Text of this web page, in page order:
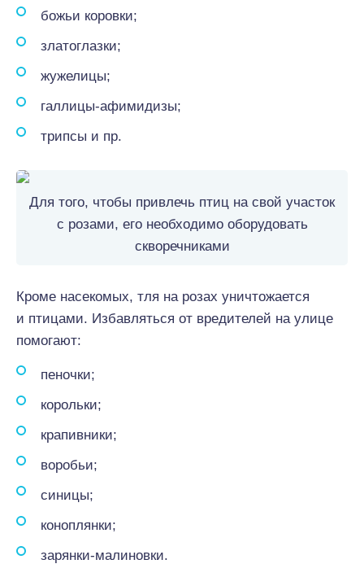
божьи коровки;
златоглазки;
жужелицы;
галлицы-афимидизы;
трипсы и пр.
Для того, чтобы привлечь птиц на свой участок
с розами, его необходимо оборудовать
скворечниками
Кроме насекомых, тля на розах уничтожается
и птицами. Избавляться от вредителей на улице
помогают:
пеночки;
корольки;
крапивники;
воробьи;
синицы;
коноплянки;
зарянки-малиновки.